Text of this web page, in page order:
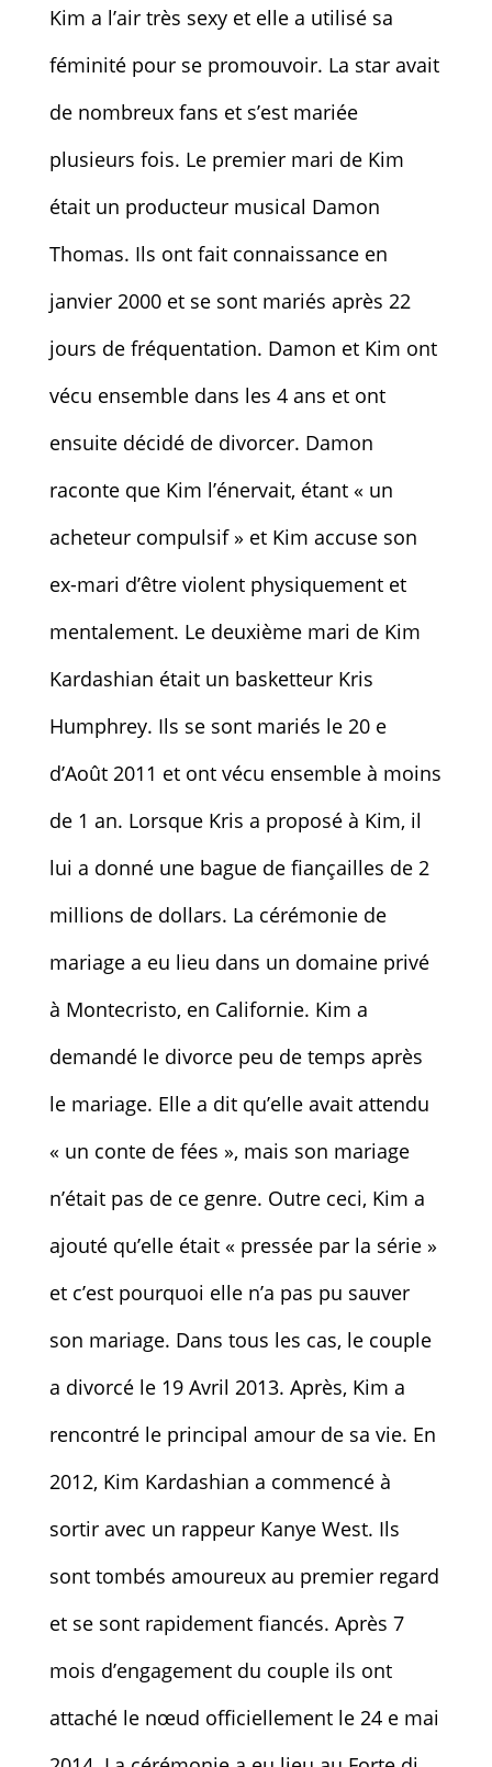
Kim a l’air très sexy et elle a utilisé sa
féminité pour se promouvoir. La star avait
de nombreux fans et s’est mariée
plusieurs fois. Le premier mari de Kim
était un producteur musical Damon
Thomas. Ils ont fait connaissance en
janvier 2000 et se sont mariés après 22
jours de fréquentation. Damon et Kim ont
vécu ensemble dans les 4 ans et ont
ensuite décidé de divorcer. Damon
raconte que Kim l’énervait, étant « un
acheteur compulsif » et Kim accuse son
ex-mari d’être violent physiquement et
mentalement. Le deuxième mari de Kim
Kardashian était un basketteur Kris
Humphrey. Ils se sont mariés le 20 e
d’Août 2011 et ont vécu ensemble à moins
de 1 an. Lorsque Kris a proposé à Kim, il
lui a donné une bague de fiançailles de 2
millions de dollars. La cérémonie de
mariage a eu lieu dans un domaine privé
à Montecristo, en Californie. Kim a
demandé le divorce peu de temps après
le mariage. Elle a dit qu’elle avait attendu
« un conte de fées », mais son mariage
n’était pas de ce genre. Outre ceci, Kim a
ajouté qu’elle était « pressée par la série »
et c’est pourquoi elle n’a pas pu sauver
son mariage. Dans tous les cas, le couple
a divorcé le 19 Avril 2013. Après, Kim a
rencontré le principal amour de sa vie. En
2012, Kim Kardashian a commencé à
sortir avec un rappeur Kanye West. Ils
sont tombés amoureux au premier regard
et se sont rapidement fiancés. Après 7
mois d’engagement du couple ils ont
attaché le nœud officiellement le 24 e mai